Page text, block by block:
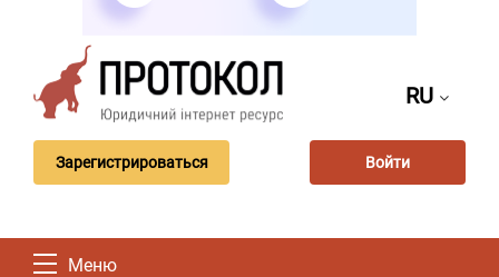
RU
Зарегистрироваться Войти
Меню